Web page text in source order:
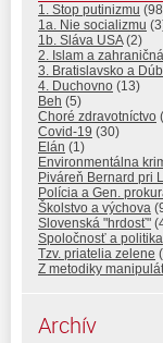
1. Stop putinizmu
1a. Nie socializmu
1b. Sláva USA(2)
2. Islam a
3. Bratislavsko a
4. Duchovno (13)
Beh (5)
Choré zdravotníctvo
Covid-19 (30)
Elán (1)
Environmentálna
Piváreň Bernard pri
Polícia a Gen.
Školstvo a výchova
Slovenská "hrdosť"
Spoločnosť a politika
Tzv. priatelia zelene
Z metodiky
Archív